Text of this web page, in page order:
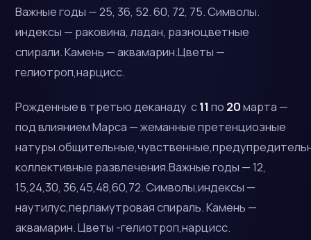
Важные годы — 25, 36, 52. 60, 72, 75. Символы.
индексы — раковина, ладан, разноцветные
спирали. Камень — аквамарин.Цветы —
гелиотроп,нарцисс.
Рожденные в третью деканаду с11по 20марта —
под влиянием Марса — жеманные претенциозные
коллективные развлечения.Важные годы — 12,
15,24,30, 36,45,48,60,72. Символы,индексы —
наутилус,перламутровая спираль. Камень —
аквамарин. Цветы -гелиотроп,нарцисс.